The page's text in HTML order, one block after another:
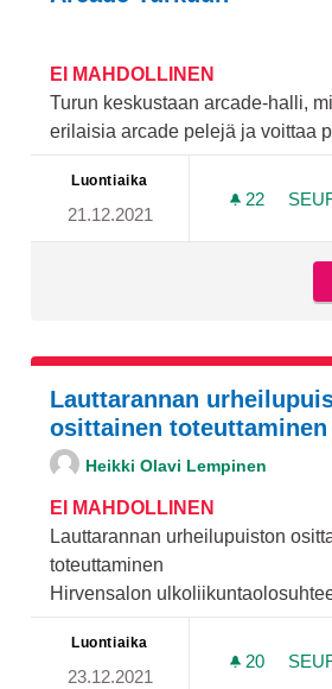
EI MAHDOLLINEN
Turun keskustaan arcade-halli,
erilaisia arcade pelejä ja voittaa
Luontiaika
21.12.2021
22 22
Lauttarannan
osittainen toteuttaminen
Heikki Olavi Lempinen
EI MAHDOLLINEN
Lauttarannan urheilupuiston
toteuttaminen
Hirvensalon
Luontiaika
23.12.2021
20 20